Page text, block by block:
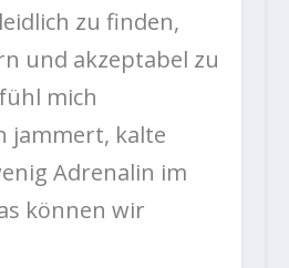
zu finden,
und akzeptabel zu
mich
jammert, kalte
Adrenalin im
können wir